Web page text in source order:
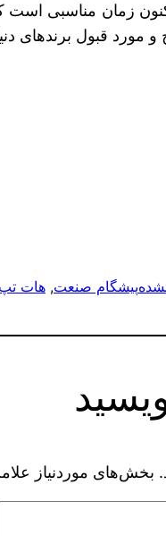
زمان مناسبی است
قبول برندهای
پیشگام صنعت, هات تپ
بخش‌های موردنیاز